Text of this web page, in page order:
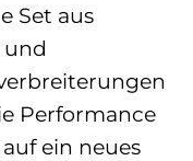
Set aus
und
Performance
ein neues